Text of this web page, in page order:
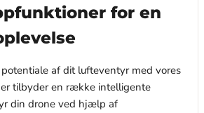
for en
af dit lufteventyr med vores
tilbyder en række intelligente
din drone ved hjælp af